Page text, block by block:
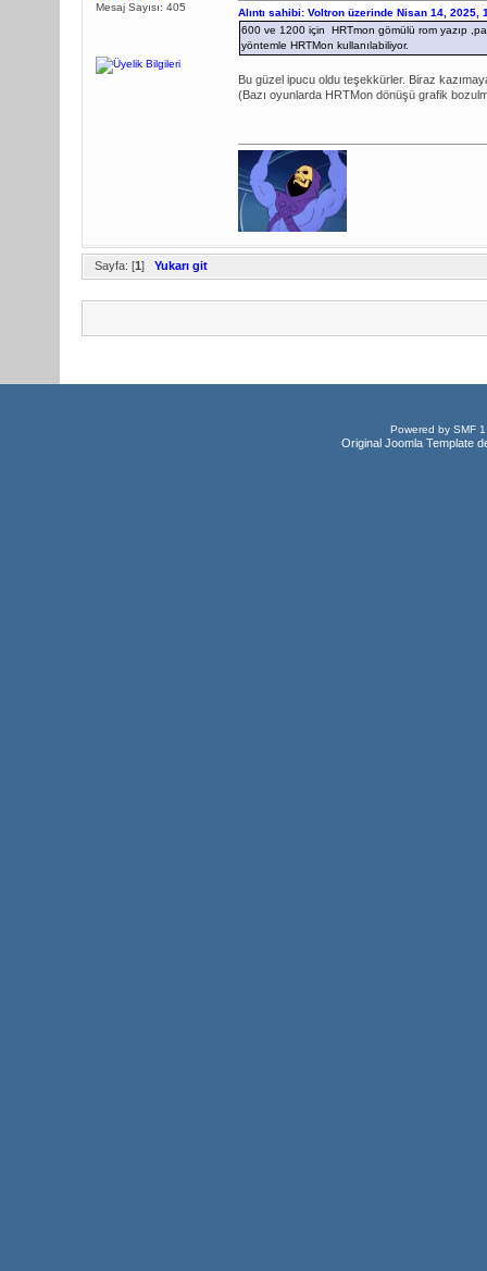
Mesaj Sayısı: 405
Alıntı sahibi: Voltron üzerinde Nisan 14, 2025,
600 ve 1200 için HRTmon gömülü rom yazıp
yöntemle HRTMon kullanılabiliyor.
Bu güzel ipucu oldu teşekkürler. Biraz
(Bazı oyunlarda HRTMon dönüşü grafik
Sayfa: [1] Yukarı git
Powered by SMF
Original Joomla Template